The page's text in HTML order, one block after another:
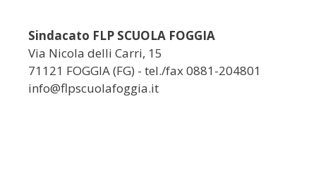
Sindacato FLP SCUOLA FOGGIA
Via Nicola delli Carri, 15
71121 FOGGIA (FG) - tel./fax 0881-204801
info@flpscuolafoggia.it